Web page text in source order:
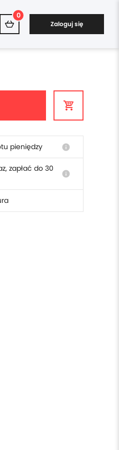
0
Zaloguj się
pieniędzy info
zapłać do 30
info